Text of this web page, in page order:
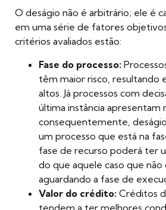
O deságio não é arbitrário; ele é
em uma série de fatores
critérios avaliados estão:
Fase do processo:
têm maior risco, resultando
altos. Já processos com
última instância apresentam
consequentemente,
um processo que está na
fase de recurso poderá ter
do que aquele caso que não
aguardando a fase de
Valor do crédito: Créditos
tendem a ter melhores